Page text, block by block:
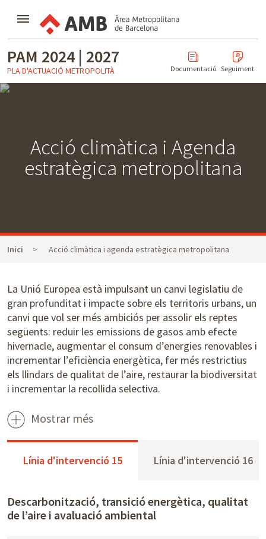
Mostrar
PAM 2024 | 2027
PLA D'ACTUACIÓ METROPOLITÀ Documentació Seguiment
Acció climàtica i Agenda
estratègica metropolitana
Inici Acció climàtica i agenda estratègica metropolitana
La Unió Europea està impulsant un canvi legislatiu de
gran profunditat i impacte sobre els territoris urbans, un
canvi que vol ser més ambiciós per assolir els reptes
següents: reduir les emissions de gasos amb efecte
hivernacle, augmentar el consum d’energies renovables i
incrementar l’eficiència energètica, fer més restrictius
els llindars de qualitat de l’aire, restaurar la biodiversitat
i incrementar la recollida selectiva.
Mostrar més
Línia d'intervenció 15 Línia d'intervenció 16
Descarbonització, transició energètica, qualitat
de l’aire i avaluació ambiental